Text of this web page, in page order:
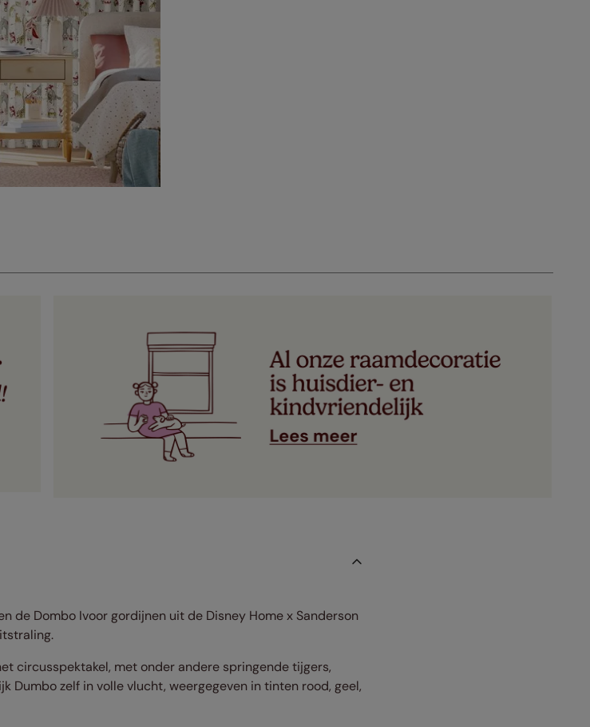
de Dombo Ivoor gordijnen uit de Disney Home x Sanderson
circusspektakel, met onder andere springende tijgers,
Dumbo zelf in volle vlucht, weergegeven in tinten rood, geel,